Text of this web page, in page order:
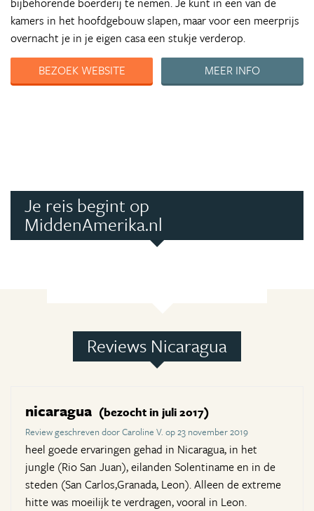
kamers in het hoofdgebouw slapen, maar voor een meerprijs
overnacht je in je eigen casa een stukje verderop.
BEZOEK WEBSITE
MEER INFO
Je reis begint op
MiddenAmerika.nl
Reviews Nicaragua
nicaragua (bezocht in juli 2017)
Review geschreven door Caroline V. op 23 november 2019
heel goede ervaringen gehad in Nicaragua, in het
jungle (Rio San Juan), eilanden Solentiname en in de
steden (San Carlos,Granada, Leon). Alleen de extreme
hitte was moeilijk te verdragen, vooral in Leon.